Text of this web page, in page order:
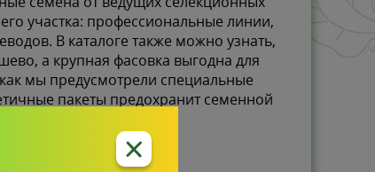
участка: профессиональные линии,
В каталоге также можно узнать,
а крупная фасовка выгодна для
мы предусмотрели специальные
пакеты предохранит семенной